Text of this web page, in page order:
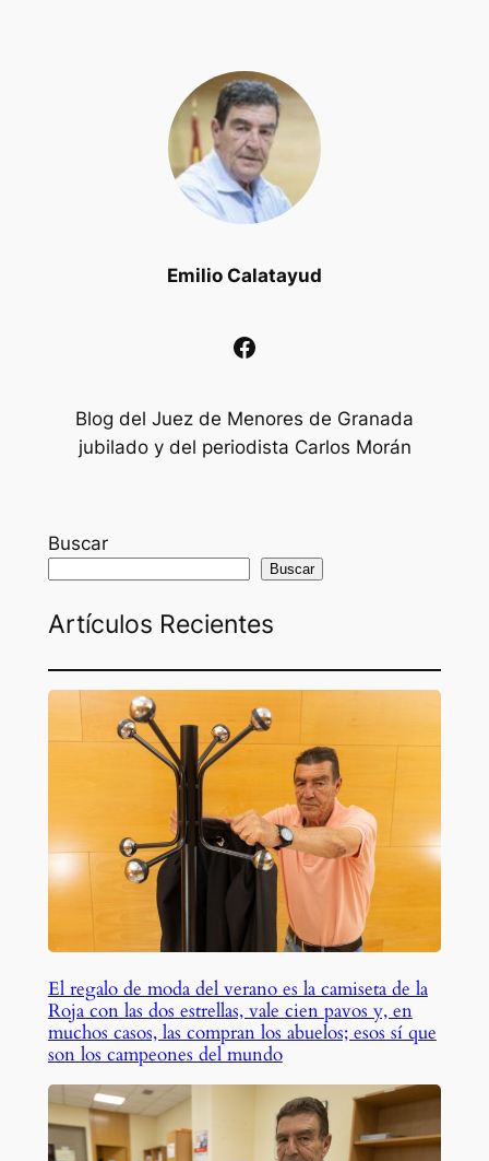
Emilio Calatayud
Facebook
Blog del Juez de Menores de Granada
jubilado y del periodista Carlos Morán
Buscar
Buscar
Artículos Recientes
El regalo de moda del verano es la camiseta de la
Roja con las dos estrellas, vale cien pavos y, en
muchos casos, las compran los abuelos; esos sí que
son los campeones del mundo